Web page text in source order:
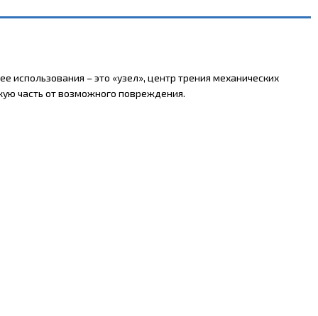
– это «узел», центр трения механических
часть от возможного повреждения.